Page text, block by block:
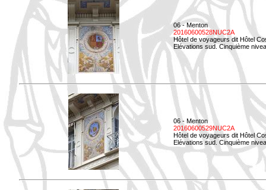
06 - Menton
20160600528NUC2A
Hôtel de voyageurs dit Hôtel
Elévations sud. Cinquième
06 - Menton
20160600529NUC2A
Hôtel de voyageurs dit Hôtel
Elévations sud. Cinquième